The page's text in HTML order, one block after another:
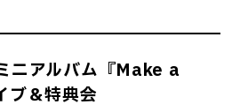
ニアルバム『Make a
ブ＆特典会